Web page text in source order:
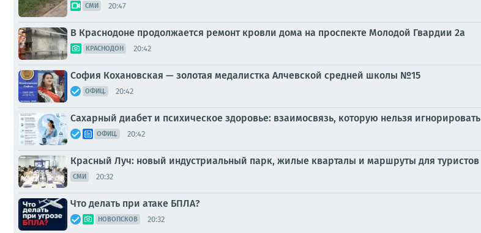
СМИ 20:47
В Краснодоне продолжается ремонт кровли дома на проспекте Молодой Гвардии 2а
КРАСНОДОН 20:42
София Кохановская — золотая медалистка Алчевской средней школы №15
ОФИЦ. 20:42
Сахарный диабет и психическое здоровье: взаимосвязь, которую нельзя игнорировать
ОФИЦ. 20:42
Красный Луч: новый индустриальный парк, жилые кварталы и маршруты для туристов
СМИ 20:32
Что делать при атаке БПЛА?
НОВОПСКОВ 20:32